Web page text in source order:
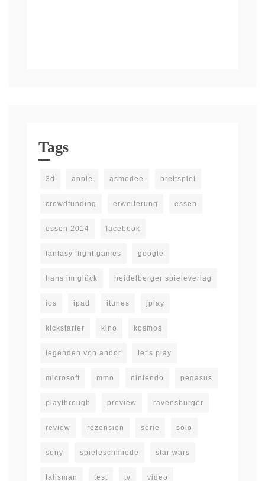
Tags
3d apple asmodee brettspiel
crowdfunding erweiterung essen
essen 2014 facebook
fantasy flight games google
hans im glück heidelberger spieleverlag
ios ipad itunes jplay
kickstarter kino kosmos
legenden von andor let's play
microsoft mmo nintendo pegasus
playthrough preview ravensburger
review rezension serie solo
sony spieleschmiede star wars
talisman test tv video